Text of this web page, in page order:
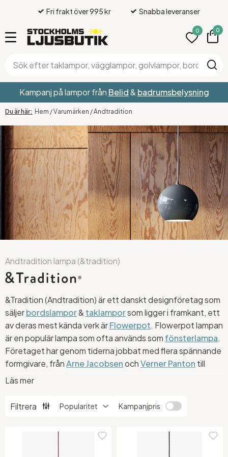
Fri frakt över 995 kr Snabba leveranser
0 0
Kampanj på lampor från Belid& badrumsbelysning
Hem /Varumärken /Andtradition
Andtradition lampa (&tradition)
&Tradition (Andtradition)är ett danskt designföretag som
säljerbordslampor& taklamporsom ligger i framkant, ett
av deras mest kända verk ärFlowerpot. Flowerpot lampan
är en populär lampa som ofta används som fönsterlampa.
Företaget har genom tiderna jobbat med flera spännande
formgivare, frånArne JacobsenochVerner Panton till
Norm och
En stor del av &Traditions kollektion består av intressant
och stilig belysning men du hittar även annan typ av
du pendlande taklampor som Bulb,
Flowerpot samt bordslampor från Flowerpot serien.
Läs mer
Filtrera Kampanjpris